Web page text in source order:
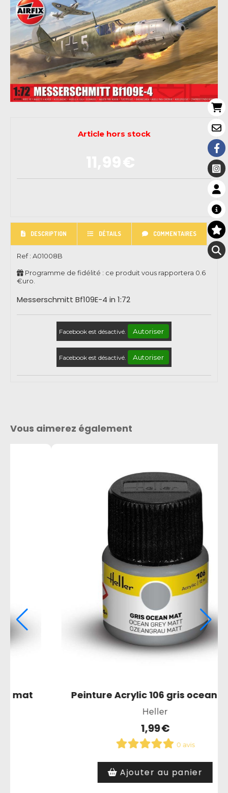
Article hors stock
DESCRIPTION DÉTAILS COMMENTAIRES
Ref : A01008B
Programme de fidélité : ce produit vous rapportera 0.6
€uro.
Messerschmitt Bf109E-4 in 1:72
Facebook est désactivé. Autoriser
Facebook est désactivé. Autoriser
Vous aimerez également
mat Peinture Acrylic 061 chair mat
Heller
1,99€
0 avis
Ajouter au panier